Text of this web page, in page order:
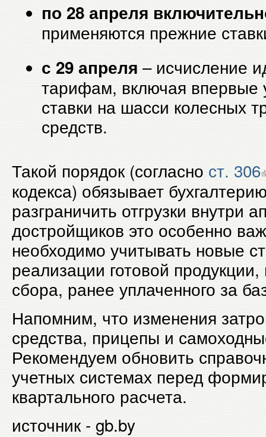
по 28 апреля
применяются прежние
с 29 апреля – исчисление
тарифам, включая впервые
ставки на шасси колесных
средств.
Такой порядок (согласно ст. 306
кодекса) обязывает
разграничить отгрузки внутри
достройщиков это особенно
необходимо учитывать новые
реализации готовой
сбора, ранее уплаченного за
Напомним, что изменения
средства, прицепы и
Рекомендуем обновить
учетных системах перед
квартального расчета.
источник - gb.by